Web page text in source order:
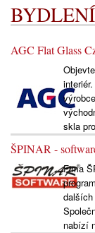
AGC Flat Glass
skla
ŠPINAR -
Fima
nabízí